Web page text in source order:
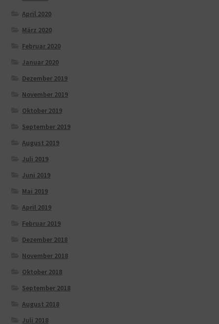
April 2020
März 2020
Februar 2020
Januar 2020
Dezember 2019
November 2019
Oktober 2019
September 2019
August 2019
Juli 2019
Juni 2019
Mai 2019
April 2019
Februar 2019
Dezember 2018
November 2018
Oktober 2018
September 2018
August 2018
Juli 2018